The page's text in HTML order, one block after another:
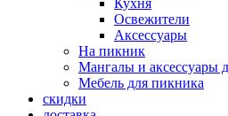
Кухня
Освежители
Аксессуары
На пикник
Мангалы и аксессуары
Мебель для пикника
скидки